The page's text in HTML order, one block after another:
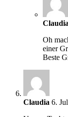
Claudia
Oh
einer
Beste
Claudia 6.